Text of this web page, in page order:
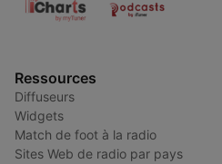
Ressources
Diffuseurs
Widgets
Match de foot à la radio
Sites Web de radio par pays